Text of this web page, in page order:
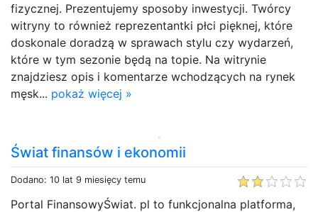
fizycznej. Prezentujemy sposoby inwestycji. Twórcy
witryny to również reprezentantki płci pięknej, które
doskonale doradzą w sprawach stylu czy wydarzeń,
które w tym sezonie będą na topie. Na witrynie
znajdziesz opis i komentarze wchodzących na rynek
męsk... pokaż więcej »
Świat finansów i ekonomii
Dodano: 10 lat 9 miesięcy temu
Portal FinansowyŚwiat. pl to funkcjonalna platforma,